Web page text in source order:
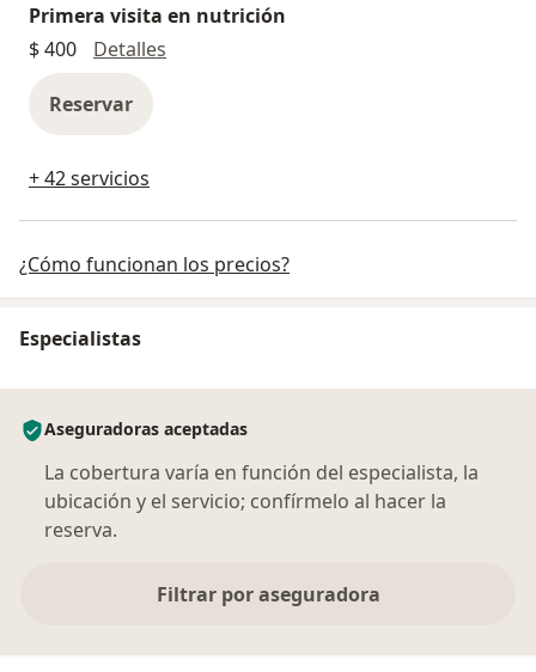
Primera visita en nutrición
$ 400
Detalles
Reservar
+ 42 servicios
¿Cómo funcionan los precios?
Especialistas
Aseguradoras aceptadas
La cobertura varía en función del especialista, la
ubicación y el servicio; confírmelo al hacer la
reserva.
Filtrar por aseguradora